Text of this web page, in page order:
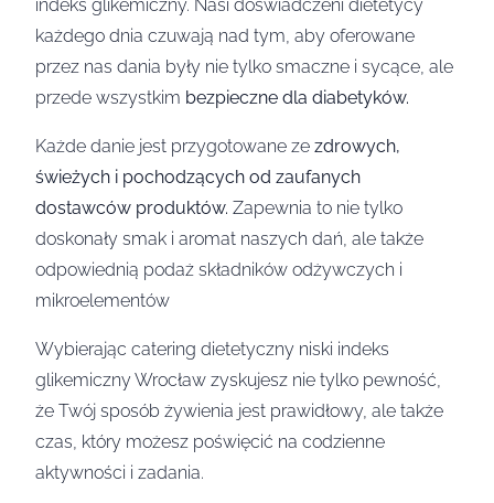
indeks glikemiczny. Nasi doświadczeni dietetycy
każdego dnia czuwają nad tym, aby oferowane
przez nas dania były nie tylko smaczne i sycące, ale
przede wszystkim bezpieczne dla diabetyków.
Każde danie jest przygotowane ze zdrowych,
świeżych i pochodzących od zaufanych
dostawców produktów. Zapewnia to nie tylko
doskonały smak i aromat naszych dań, ale także
odpowiednią podaż składników odżywczych i
mikroelementów
Wybierając catering dietetyczny niski indeks
glikemiczny Wrocław zyskujesz nie tylko pewność,
że Twój sposób żywienia jest prawidłowy, ale także
czas, który możesz poświęcić na codzienne
aktywności i zadania.